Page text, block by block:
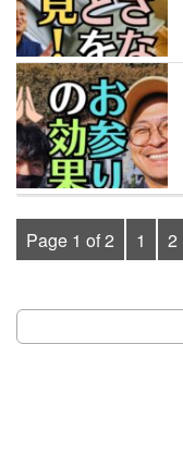
Page 1 of 2 1 2